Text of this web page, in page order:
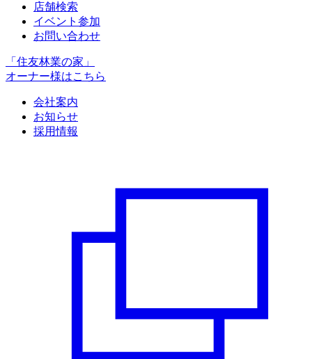
店舗検索
イベント参加
お問い合わせ
「住友林業の家」
オーナー様はこちら
会社案内
お知らせ
採用情報